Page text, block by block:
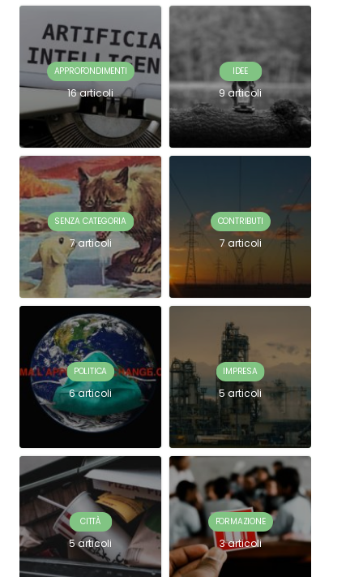
APPROFONDIMENTI
16 articoli
IDEE
9 articoli
SENZA CATEGORIA
7 articoli
CONTRIBUTI
7 articoli
POLITICA
6 articoli
IMPRESA
5 articoli
CITTÀ
5 articoli
FORMAZIONE
3 articoli